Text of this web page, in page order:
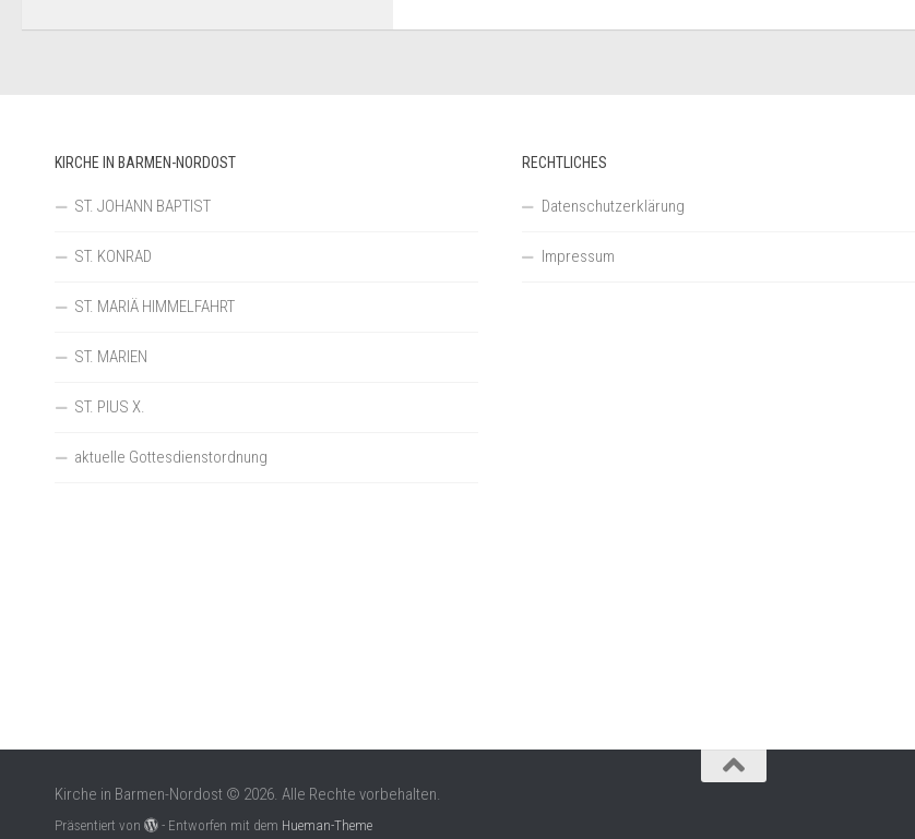
KIRCHE IN BARMEN-NORDOST
ST. JOHANN BAPTIST
ST. KONRAD
ST. MARIÄ HIMMELFAHRT
ST. MARIEN
ST. PIUS X.
aktuelle Gottesdienstordnung
RECHTLICHES
Datenschutzerklärung
Impressum
Kirche in Barmen-Nordost © 2026. Alle Rechte vorbehalten.
Präsentiert von - Entworfen mit dem Hueman-Theme